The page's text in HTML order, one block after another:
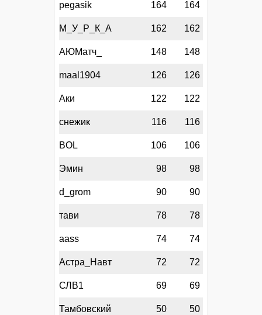
pegasik 164 164
М_У_Р_К_А 162 162
АЮМатч_ 148 148
maal1904 126 126
Аки 122 122
снежик 116 116
BOL 106 106
Эмин 98 98
d_grom 90 90
тави 78 78
aass 74 74
Астра_Навт 72 72
СЛВ1 69 69
Тамбовский 50 50